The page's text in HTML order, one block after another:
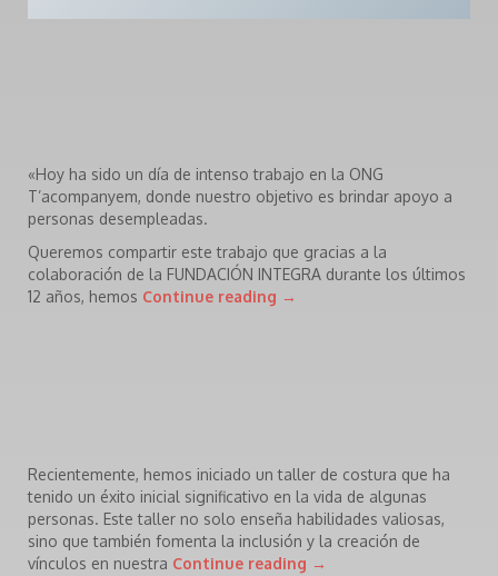
«Hoy ha sido un día de intenso trabajo en la ONG
T’acompanyem, donde nuestro objetivo es brindar apoyo a
personas desempleadas.
Queremos compartir este trabajo que gracias a la
colaboración de la FUNDACIÓN INTEGRA durante los últimos
12 años, hemos Continue reading →
Recientemente, hemos iniciado un taller de costura que ha
tenido un éxito inicial significativo en la vida de algunas
personas. Este taller no solo enseña habilidades valiosas,
sino que también fomenta la inclusión y la creación de
vínculos en nuestra Continue reading →